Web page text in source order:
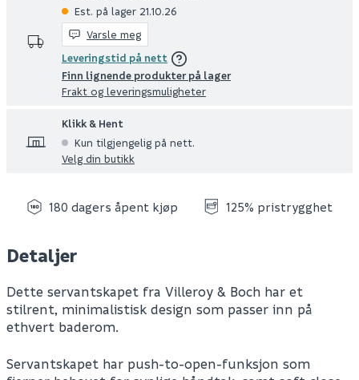
Est. på lager 21.10.26
Varsle meg
Leveringstid på nett
Finn lignende produkter på lager
Frakt og leveringsmuligheter
Klikk & Hent
Kun tilgjengelig på nett.
Velg din butikk
180 dagers åpent kjøp 125% pristrygghet
Detaljer
Dette servantskapet fra Villeroy & Boch har et
stilrent, minimalistisk design som passer inn på
ethvert baderom.
Servantskapet har push-to-open-funksjon som